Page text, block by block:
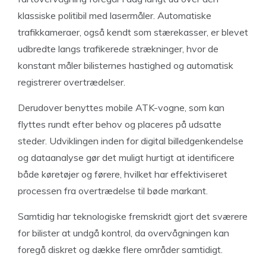
klassiske politibil med lasermåler. Automatiske
trafikkameraer, også kendt som stærekasser, er blevet
udbredte langs trafikerede strækninger, hvor de
konstant måler bilisternes hastighed og automatisk
registrerer overtrædelser.
Derudover benyttes mobile ATK-vogne, som kan
flyttes rundt efter behov og placeres på udsatte
steder. Udviklingen inden for digital billedgenkendelse
og dataanalyse gør det muligt hurtigt at identificere
både køretøjer og førere, hvilket har effektiviseret
processen fra overtrædelse til bøde markant.
Samtidig har teknologiske fremskridt gjort det sværere
for bilister at undgå kontrol, da overvågningen kan
foregå diskret og dække flere områder samtidigt.